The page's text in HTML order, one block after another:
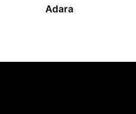
Adara